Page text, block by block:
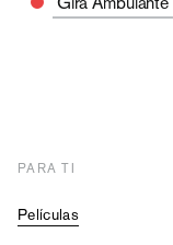
PARA TI
Películas